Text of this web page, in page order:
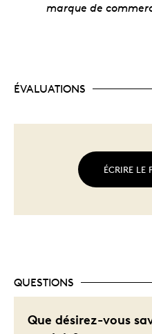
marque de
ÉVALUATIONS
ÉCRIRE LE
QUESTIONS
Que désirez-vous